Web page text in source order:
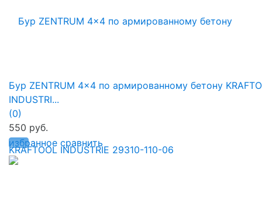
избранное сравнить
Бур ZENTRUM 4x4 по армированному бетону
INDUSTRI...
(0)
550 руб.